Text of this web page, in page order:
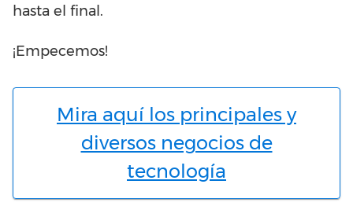
hasta el final.
¡Empecemos!
Mira aquí los principales y
diversos negocios de
tecnología